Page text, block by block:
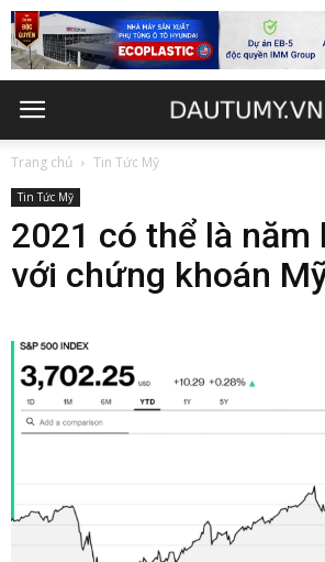
Trang chủ Tin Tức Mỹ
Tin Tức Mỹ
2021 có thể là năm
với chứng khoán